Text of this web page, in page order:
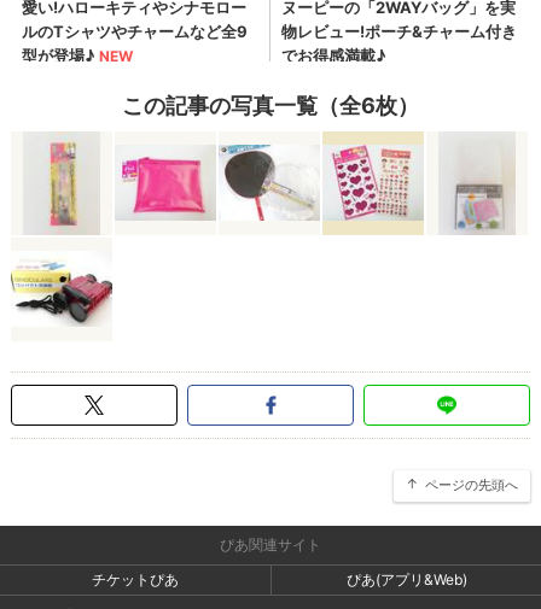
この記事の写真一覧（全6枚）
ページの先頭へ
ぴあ関連サイト
チケットぴあ
ぴあ(アプリ&Web)